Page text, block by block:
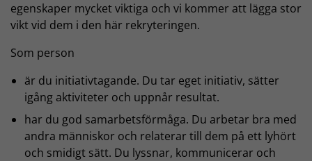
egenskaper mycket viktiga och vi kommer att lägga stor
vikt vid dem i den här rekryteringen.
Som person
är du initiativtagande. Du tar eget initiativ, sätter
igång aktiviteter och uppnår resultat.
har du god samarbetsförmåga. Du arbetar bra med
andra människor och relaterar till dem på ett lyhört
och smidigt sätt. Du lyssnar, kommunicerar och